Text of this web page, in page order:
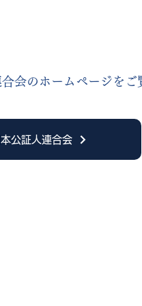
会のホームページをご
本公証人連合会